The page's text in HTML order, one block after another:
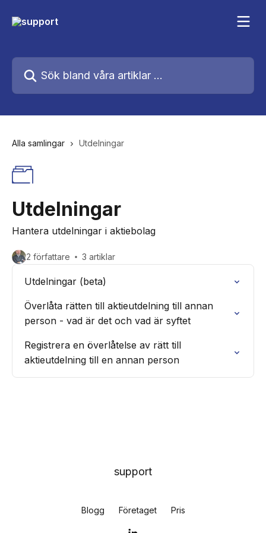
Sök bland våra artiklar …
Alla samlingar Utdelningar
Utdelningar
Hantera utdelningar i aktiebolag
2 författare 3 artiklar
Utdelningar (beta)
Överlåta rätten till aktieutdelning till annan
person - vad är det och vad är syftet
Registrera en överlåtelse av rätt till
aktieutdelning till en annan person
support
Blogg Företaget Pris